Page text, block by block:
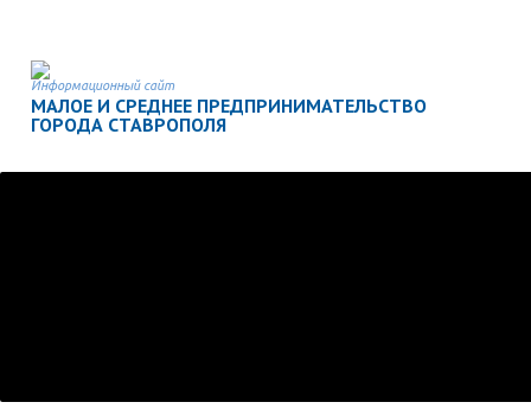
Информационный сайт
МАЛОЕ И СРЕДНЕЕ ПРЕДПРИНИМАТЕЛЬСТВО
ГОРОДА СТАВРОПОЛЯ